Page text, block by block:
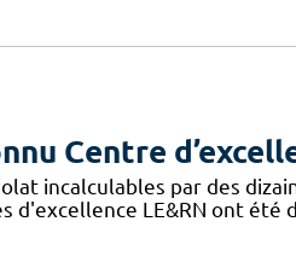
Centre
incalculables par des
LE&RN ont été